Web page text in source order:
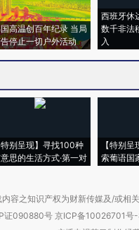
高温创百年纪录 当局
停止一切户外活动
西班牙休
数千非法
入
特别呈现】寻找100种
思的生活方式·第一对
【特别
索葡语国
容之知识产权为财新传媒及/或相
证090880号 京ICP备10026701号